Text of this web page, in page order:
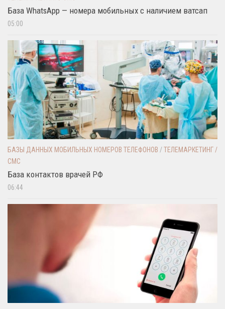
База WhatsApp — номера мобильных с наличием ватсап
05:00
БАЗЫ ДАННЫХ МОБИЛЬНЫХ НОМЕРОВ ТЕЛЕФОНОВ /ТЕЛЕМАРКЕТИНГ /
СМС
База контактов врачей РФ
06:44